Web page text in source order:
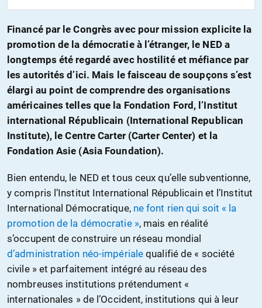
Financé par le Congrès avec pour mission explicite la
promotion de la démocratie à l’étranger, le NED a
longtemps été regardé avec hostilité et méfiance par
les autorités d’ici. Mais le faisceau de soupçons s’est
élargi au point de comprendre des organisations
américaines telles que la Fondation Ford, l’Institut
international Républicain (International Republican
Institute), le Centre Carter (Carter Center) et la
Fondation Asie (Asia Foundation).
Bien entendu, le NED et tous ceux qu’elle subventionne,
y compris l’Institut International Républicain et l’Institut
International Démocratique, ne font rien qui soit « la
promotion de la démocratie », mais en réalité
s’occupent de construire un réseau mondial
d’administration néo-impériale qualifié de « société
civile » et parfaitement intégré au réseau des
nombreuses institutions prétendument «
internationales » de l’Occident, institutions qui à leur